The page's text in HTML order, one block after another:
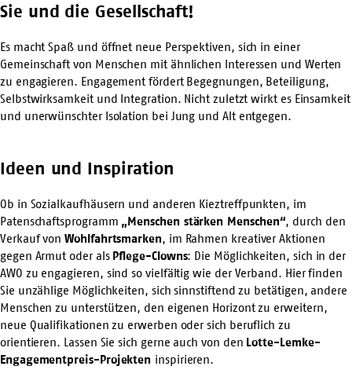
Sie und die Gesellschaft!
Es macht Spaß und öffnet neue Perspektiven, sich in einer
Gemeinschaft von Menschen mit ähnlichen Interessen und Werten
zu engagieren. Engagement fördert Begegnungen, Beteiligung,
Selbstwirksamkeit und Integration. Nicht zuletzt wirkt es Einsamkeit
und unerwünschter Isolation bei Jung und Alt entgegen.
Ideen und Inspiration
Ob in Sozialkaufhäusern und anderen Kieztreffpunkten, im
Patenschaftsprogramm „Menschen stärken Menschen“, durch den
Verkauf vonWohlfahrtsmarken, im Rahmen kreativer Aktionen
gegen Armut oder als Pflege-Clowns: Die Möglichkeiten, sich in der
AWO zu engagieren, sind so vielfältig wie der Verband. Hier finden
Sie unzählige Möglichkeiten, sich sinnstiftend zu betätigen, andere
Menschen zu unterstützen, den eigenen Horizont zu erweitern,
neue Qualifikationen zu erwerben oder sich beruflich zu
orientieren. Lassen Sie sich gerne auch von den Lotte-Lemke-
Engagementpreis-Projekten inspirieren.